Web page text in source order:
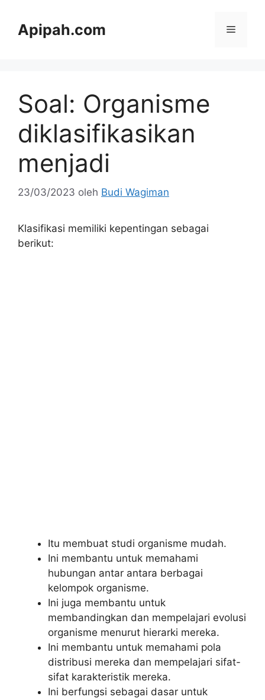
Apipah.com Menu
Soal: Organisme
diklasifikasikan
menjadi
23/03/2023 oleh Budi Wagiman
Klasifikasi memiliki kepentingan sebagai
berikut:
Itu membuat studi organisme mudah.
Ini membantu untuk memahami
hubungan antar antara berbagai
kelompok organisme.
Ini juga membantu untuk
membandingkan dan mempelajari evolusi
organisme menurut hierarki mereka.
Ini membantu untuk memahami pola
distribusi mereka dan mempelajari sifat-
sifat karakteristik mereka.
Ini berfungsi sebagai dasar untuk